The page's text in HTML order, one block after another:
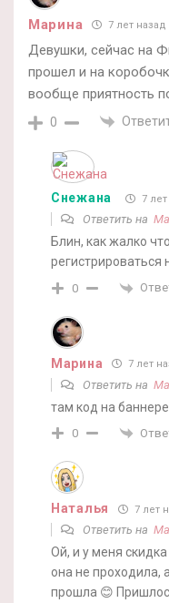
Марина 7 лет назад
Девушки, сейчас на
прошел и на
вообще приятность
0
Снежана 7
Ответить на
Блин, как жалко
регистрироваться
0
Марина 7 лет
Ответить на
там код на
0
Наталья 7 лет
Ответить на
Ой, и у меня
она не проходила,
прошла 😊